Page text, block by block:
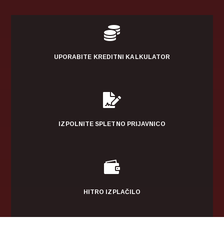

UPORABITE KREDITNI KALKULATOR

IZPOLNITE SPLETNO PRIJAVNICO

HITRO IZPLAČILO